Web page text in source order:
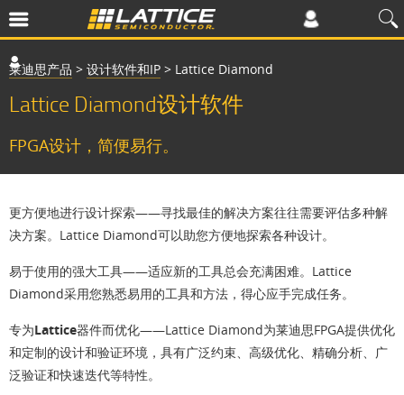
莱迪思产品 > 设计软件和IP > Lattice Diamond
Lattice Diamond设计软件
FPGA设计，简便易行。
更方便地进行设计探索——寻找最佳的解决方案往往需要评估多种解
决方案。Lattice Diamond可以助您方便地探索各种设计。
易于使用的强大工具——适应新的工具总会充满困难。Lattice
Diamond采用您熟悉易用的工具和方法，得心应手完成任务。
专为Lattice器件而优化——Lattice Diamond为莱迪思FPGA提供优化
和定制的设计和验证环境，具有广泛约束、高级优化、精确分析、广
泛验证和快速迭代等特性。